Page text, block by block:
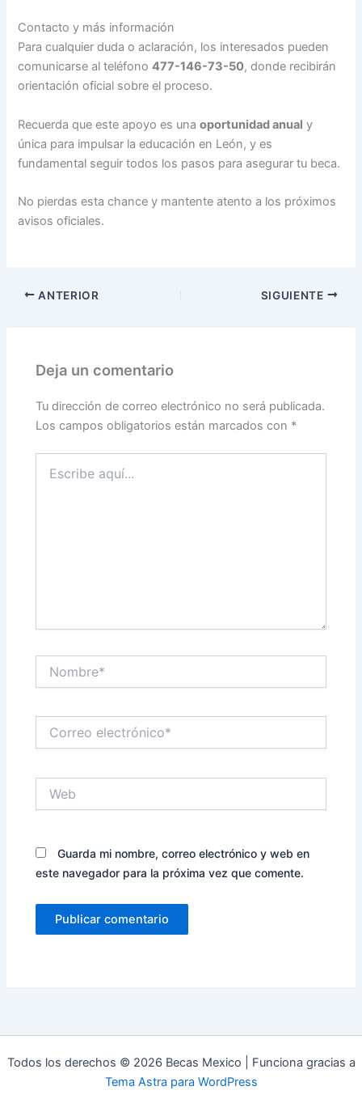
Contacto y más información
Para cualquier duda o aclaración, los interesados pueden
comunicarse al teléfono477-146-73-50, donde recibirán
orientación oficial sobre el proceso.
Recuerda que este apoyo es unaoportunidad anual y
única para impulsar la educación en León, y es
fundamental seguir todos los pasos para asegurar tu beca.
No pierdas esta chance y mantente atento a los próximos
avisos oficiales.
ANTERIOR SIGUIENTE
Deja un comentario
Tu dirección de correo electrónico no será publicada.
Los campos obligatorios están marcados con *
aquí...
electrónico*
Guarda mi nombre, correo electrónico y web en
este navegador para la próxima vez que comente.
Todos los derechos © 2026 Becas Mexico | Funciona gracias a
Tema Astra para WordPress